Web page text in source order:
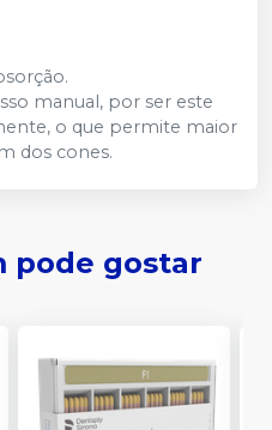
manual, por ser este
o que permite maior
dos cones.
pode gostar